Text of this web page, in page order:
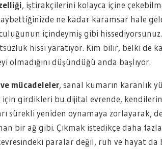
, iştirakçilerini kolayca içine
ne kadar karamsar hale
içindeymiş gibi
hissi yaratıyor. Kim bilir, belki de
olmadığını düşündüğü anda başlıyor.
ve mücadeleler, sanal kumarın karanlık
için girdikleri bu dijital evrende,
sürekli yeniden oynamaya zorlayarak,
bir ağ gibi. Çıkmak istedikçe daha
paralar değil, ruh ve hayat